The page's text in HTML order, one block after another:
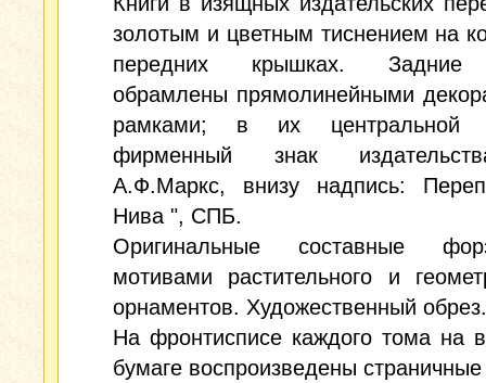
золотым и цветным тиснением на
передних крышках. Задние
обрамлены прямолинейными
рамками; в их центральной
фирменный знак
А.Ф.Маркс, внизу надпись:
Нива ", СПБ.
Оригинальные составные
мотивами растительного и
орнаментов. Художественный
На фронтисписе каждого тома на
бумаге воспроизведены